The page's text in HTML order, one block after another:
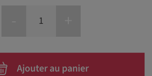
Ajouter au panier